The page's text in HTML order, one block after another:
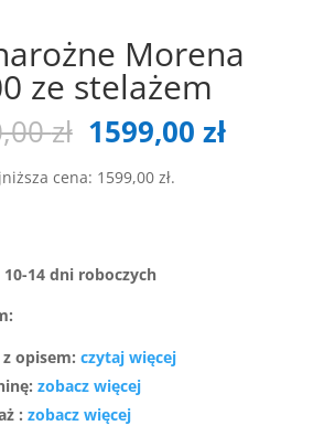
Morena
ze stelażem
zł Pierwotna
cena
wynosiła:
1599,00 zł
cena: 1599,00 zł.
10-14 dni roboczych
opisem: czytaj więcej
zobacz więcej
: zobacz więcej